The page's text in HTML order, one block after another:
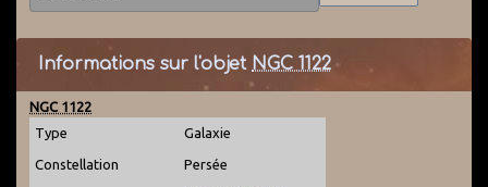
Informations sur l'objet NGC 1122
NGC 1122
Type
Galaxie
Constellation Persée